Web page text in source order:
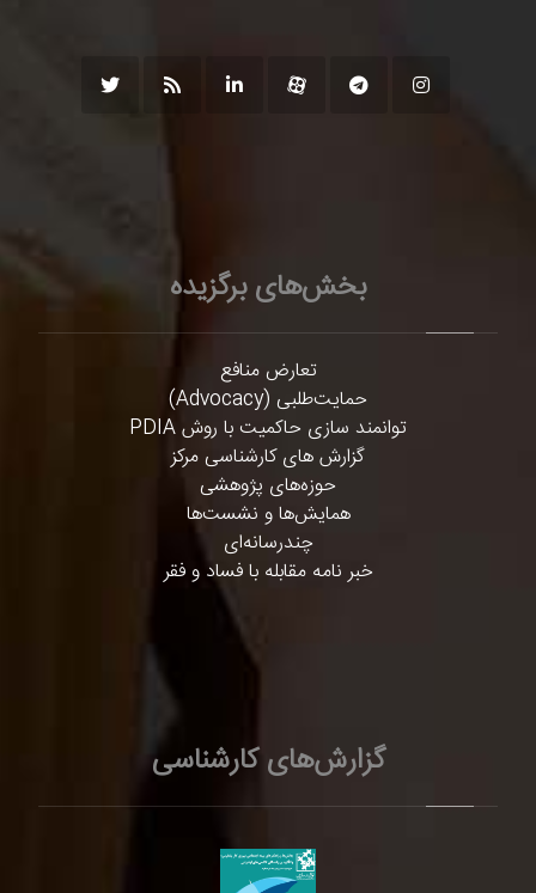
بخش‌های برگزیده
تعارض منافع
حمایت‌طلبی (Advocacy)
توانمند سازی حاکمیت با روش PDIA
گزارش های کارشناسی مرکز
حوزه‌های پژوهشی
همایش‌ها و نشست‌ها
چندرسانه‌ای
خبر نامه مقابله با فساد و فقر
گزارش‌های کارشناسی